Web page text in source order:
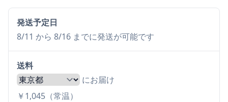
発送予定日
8/11 から 8/16 までに発送が可能です
送料
にお届け
￥1,045（常温）